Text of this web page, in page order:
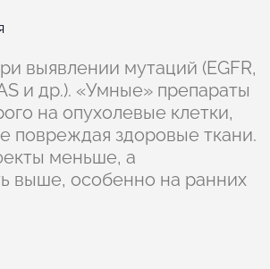
выявлении мутаций (EGFR,
и др.). «Умные» препараты
на опухолевые клетки,
повреждая здоровые ткани.
меньше, а
выше, особенно на ранних